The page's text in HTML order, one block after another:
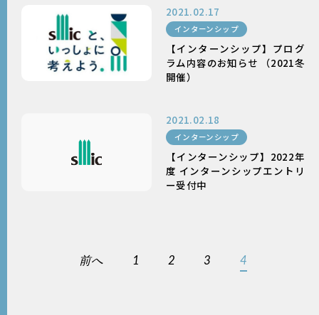
2021.02.17
インターンシップ
【インターンシップ】プログ
ラム内容のお知らせ （2021冬
開催）
2021.02.18
インターンシップ
【インターンシップ】2022年
度 インターンシップエントリ
ー受付中
前へ 1 2 3 4